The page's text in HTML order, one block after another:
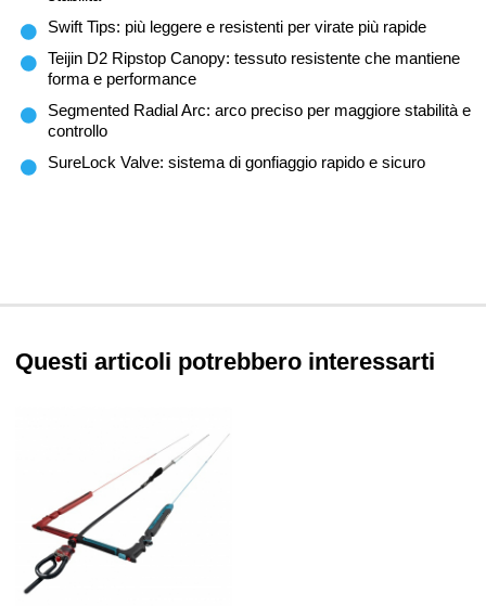
Swift Tips: più leggere e resistenti per virate più rapide
Teijin D2 Ripstop Canopy: tessuto resistente che mantiene
forma e performance
Segmented Radial Arc: arco preciso per maggiore stabilità e
controllo
SureLock Valve: sistema di gonfiaggio rapido e sicuro
Questi articoli potrebbero interessarti